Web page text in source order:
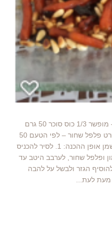
מרכיבים: 400 גרם גזר גמדי קפוא – מופשר 1/3 כוס סוכר 50 גרם
חמאה מיץ משני תפוזים קינמון – קורט פלפל שחור – לפי הטעם 50
גרם צנוברים – קלויים במחבת בלי שמן אופן ההכנה: 1. לסיר להכניס
ופלפל שחור, לערבב היטב עד
הסוכר ולהביא לרתיחה. 2. להוסיף הגזר ולבשל על להבה
מעת לעת...